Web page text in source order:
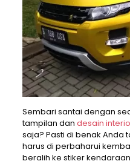
Sembari santai dengan
tampilan dan desain
saja? Pasti di benak Anda
harus di perbaharui
beralih ke stiker